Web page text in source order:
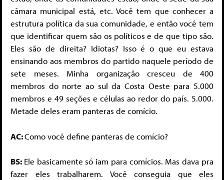
câmara municipal está, etc. Você tem que conhecer a
estrutura política da sua comunidade, e então você tem
que identificar quem são os políticos e de que tipo são.
Eles são de direita? Idiotas? Isso é o que eu estava
ensinando aos membros do partido naquele período de
sete meses. Minha organização cresceu de 400
membros do norte ao sul da Costa Oeste para 5.000
membros e 49 seções e células ao redor do país. 5.000.
Metade deles eram panteras de comício.
AC:Como você define panteras de comício?
BS: Ele basicamente só iam para comícios. Mas dava pra
fazer eles trabalharem. Você conseguia que eles